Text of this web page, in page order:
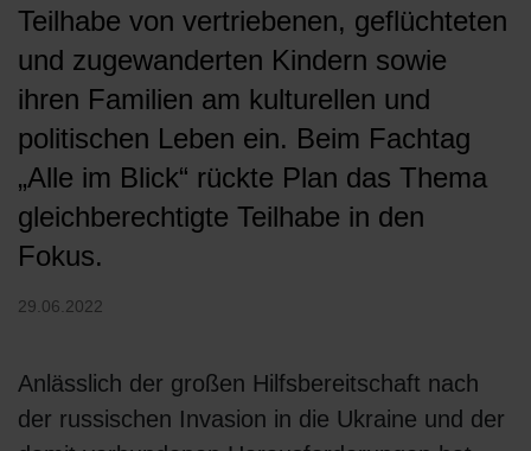
Teilhabe von vertriebenen, geflüchteten
und zugewanderten Kindern sowie
ihren Familien am kulturellen und
politischen Leben ein. Beim Fachtag
„Alle im Blick“ rückte Plan das Thema
gleichberechtigte Teilhabe in den
Fokus.
29.06.2022
Anlässlich der großen Hilfsbereitschaft nach
der russischen Invasion in die Ukraine und der